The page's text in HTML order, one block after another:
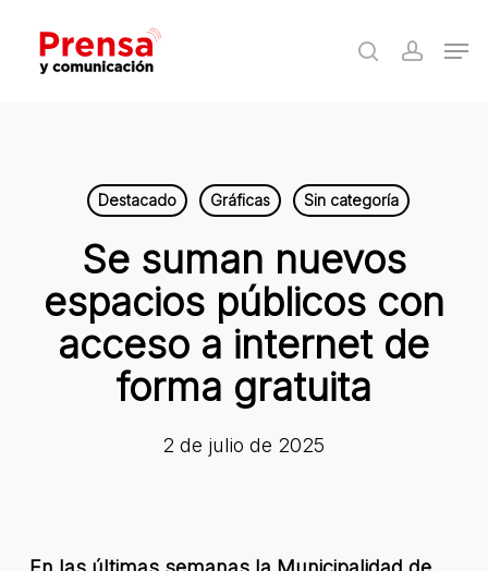
main
search
Destacado Gráficas Sin categoría
Se suman nuevos
espacios públicos con
acceso a internet de
forma gratuita
2 de julio de 2025